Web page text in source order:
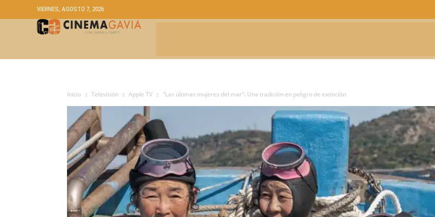
VIERNES, AGOSTO 7, 2026
Inicio Televisión Apple TV "Las últimas mujeres del mar": Una tradición en peligro de extinción